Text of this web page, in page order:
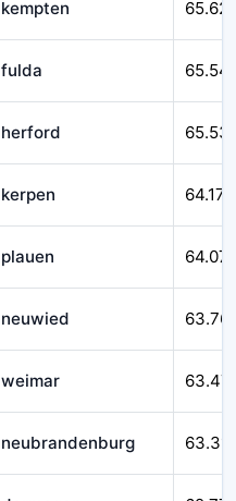
kempten
fulda
herford
kerpen 64.171
plauen
neuwied
weimar
neubrandenburg 63.311